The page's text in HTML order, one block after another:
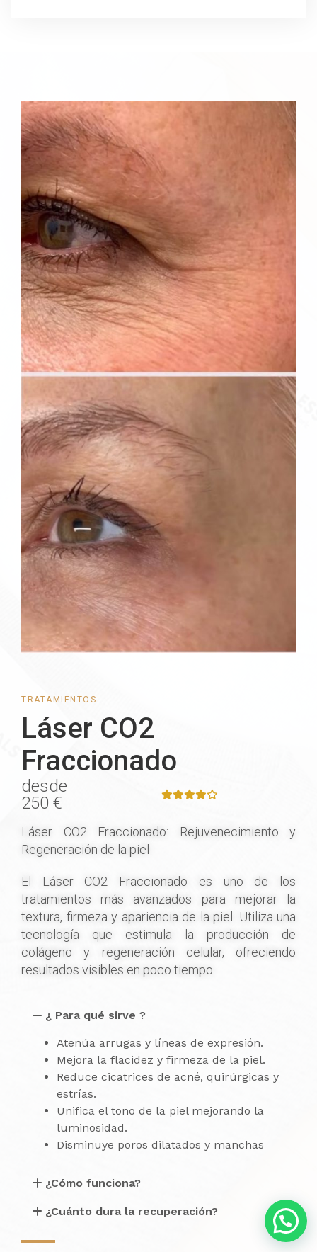
TRATAMIENTOS
Láser CO2
Fraccionado
desde
250 €
Láser CO2 Fraccionado: Rejuvenecimiento y
Regeneración de la piel
El Láser CO2 Fraccionado es uno de los
tratamientos más avanzados para mejorar la
textura, firmeza y apariencia de la piel. Utiliza una
tecnología que estimula la producción de
colágeno y regeneración celular, ofreciendo
resultados visibles en poco tiempo.
¿ Para qué sirve ?
Atenúa arrugas y líneas de expresión.
Mejora la flacidez y firmeza de la piel.
Reduce cicatrices de acné, quirúrgicas y
estrías.
Unifica el tono de la piel mejorando la
luminosidad.
Disminuye poros dilatados y manchas
¿Cómo funciona?
¿Cuánto dura la recuperación?